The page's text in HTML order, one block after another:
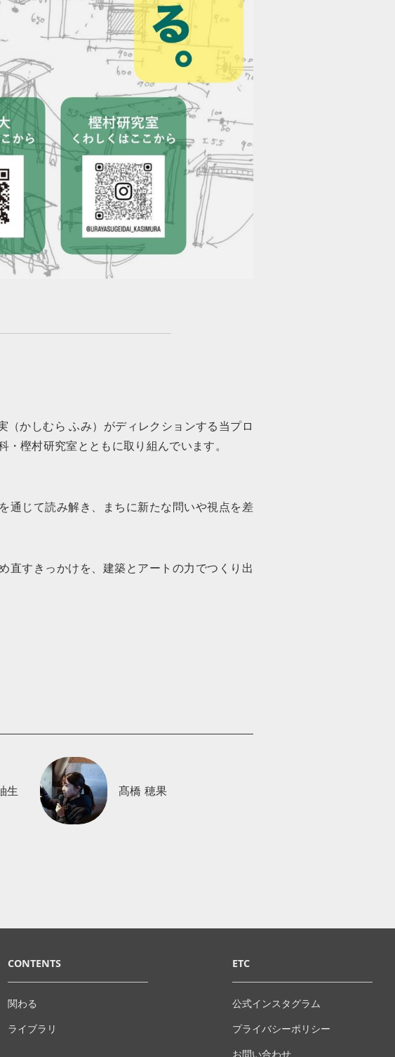
かしむら ふみ）がディレクションする当プロ
樫村研究室とともに取り組んでいます。
通じて読み解き、まちに新たな問いや視点を差
直すきっかけを、建築とアートの力でつくり出
生 髙橋 穂果
CONTENTS
関わる
ライブラリ
ETC
公式インスタグラム
プライバシーポリシー
お問い合わせ